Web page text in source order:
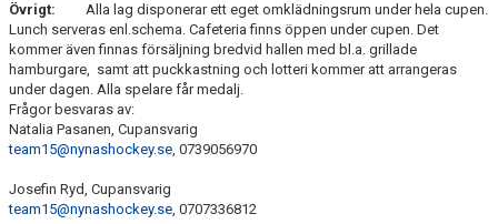
Övrigt: Alla lag disponerar ett eget omklädningsrum under hela cupen.
Lunch serveras enl.schema. Cafeteria finns öppen under cupen. Det
kommer även finnas försäljning bredvid hallen med bl.a. grillade
hamburgare, samt att puckkastning och lotteri kommer att arrangeras
under dagen. Alla spelare får medalj.
Frågor besvaras av:
Natalia Pasanen, Cupansvarig
team15@nynashockey.se, 0739056970
Josefin Ryd, Cupansvarig
team15@nynashockey.se, 0707336812